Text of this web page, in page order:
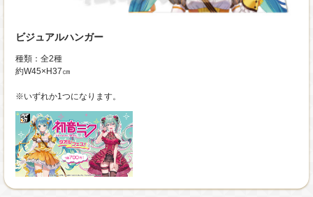
ビジュアルハンガー
種類：全2種
約W45×H37㎝
※いずれか1つになります。